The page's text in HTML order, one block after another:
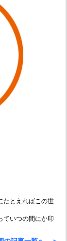
たとえればこの世
ていつの間にか印